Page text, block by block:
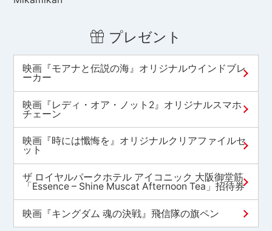
プレゼント
映画『モアナと伝説の海』オリジナルウインドブレ
ーカー
映画『レディ・オア・ノット2』オリジナルスマホ
チェーン
映画『時には懺悔を』オリジナルクリアファイルセ
ット
ザ ロイヤルパークホテル アイコニック 大阪御堂筋
「Essence – Shine Muscat Afternoon Tea」招待券
映画『キングダム 魂の決戦』飛信隊の旗ペン